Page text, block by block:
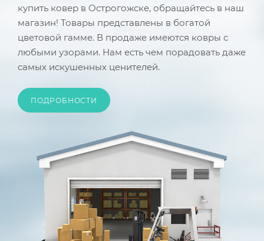
купить ковер в Острогожске, обращайтесь в наш
магазин! Товары представлены в богатой
цветовой гамме. В продаже имеются ковры с
любыми узорами. Нам есть чем порадовать даже
самых искушенных ценителей.
ПОДРОБНОСТИ